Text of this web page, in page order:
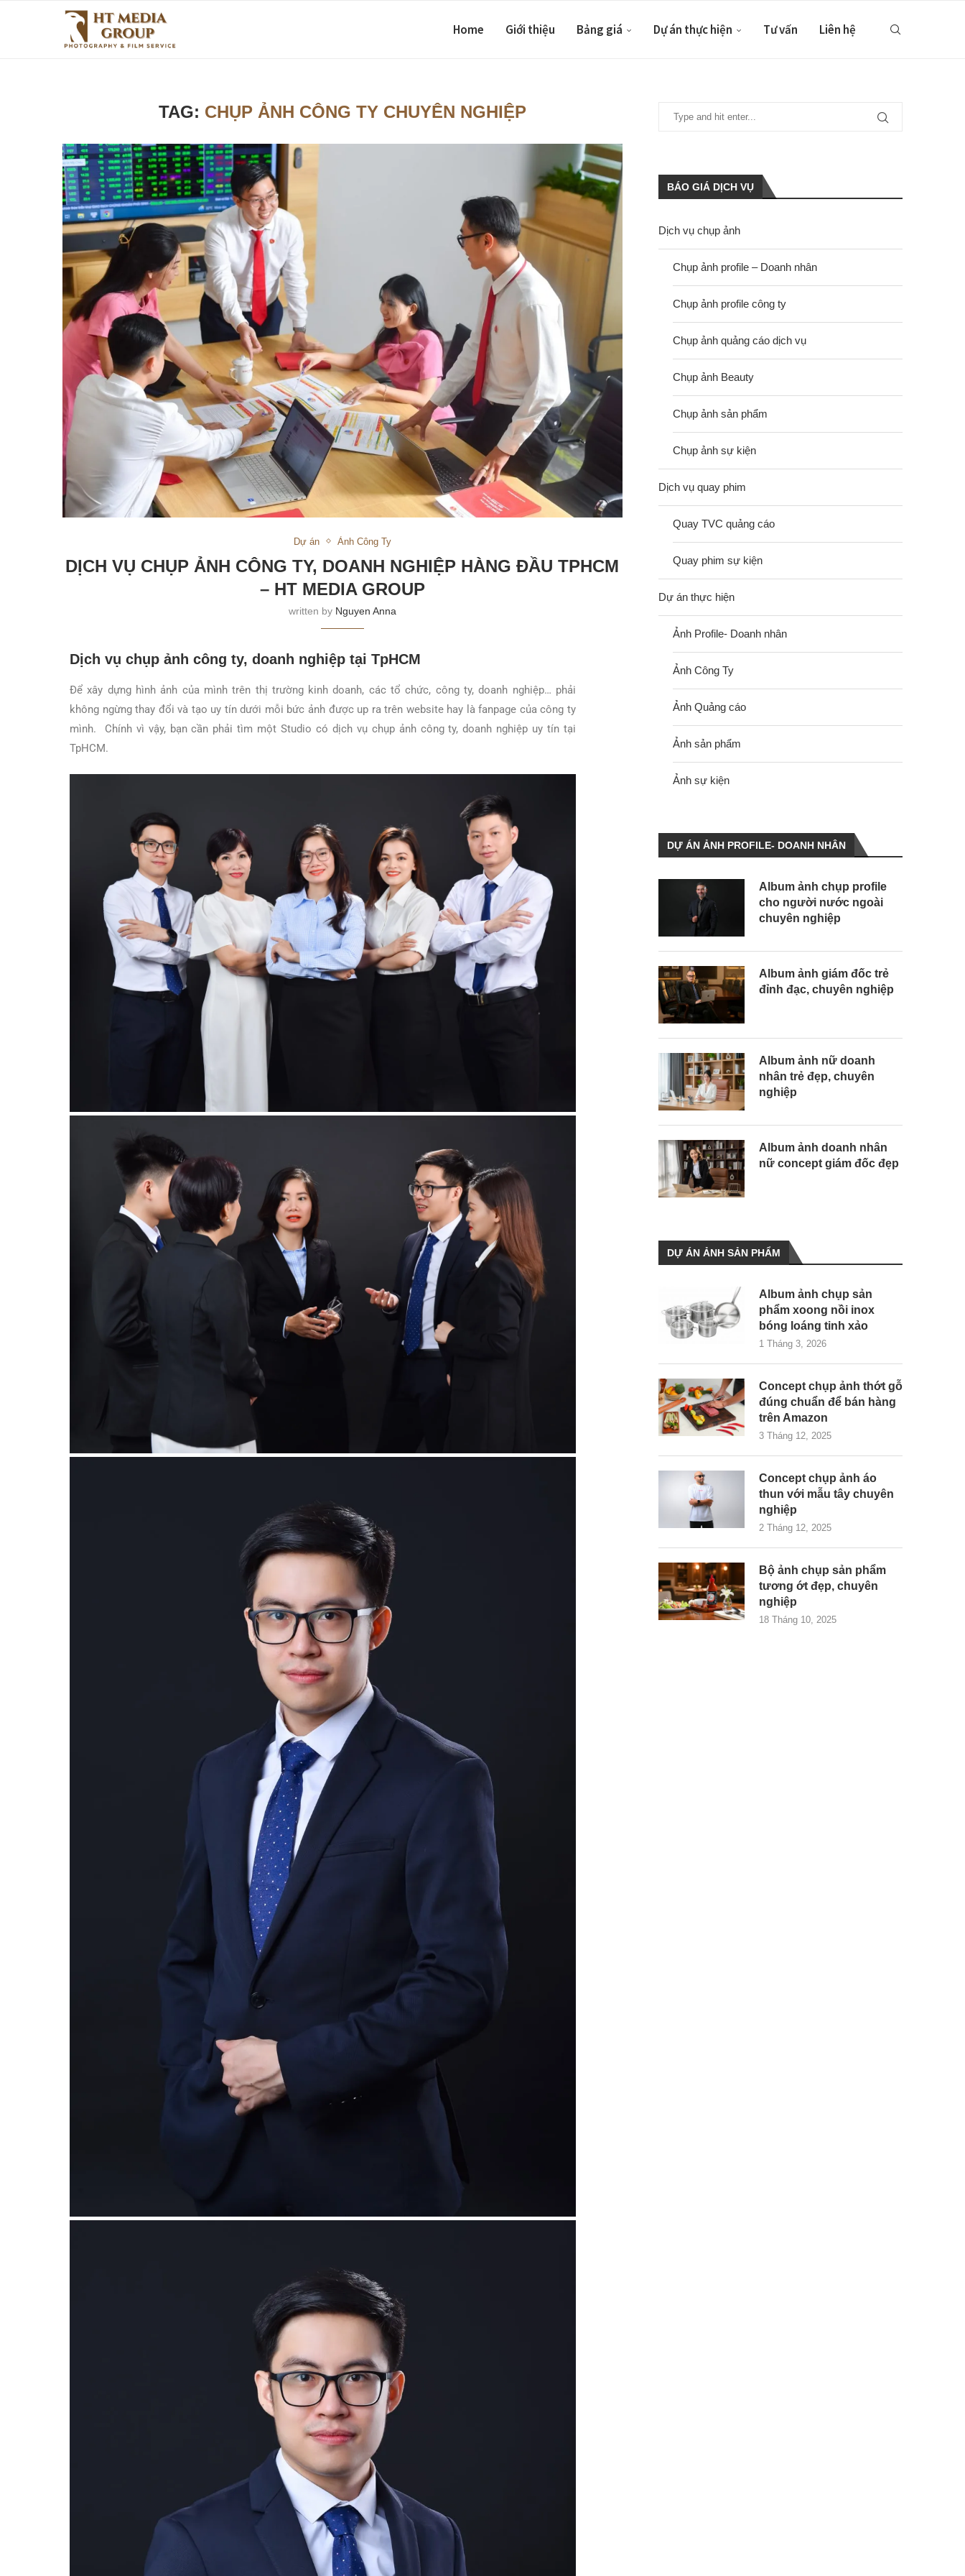
Home Giới thiệu Bảng giá Dự án thực hiện Tư vấn Liên hệ
TAG: CHỤP ẢNH CÔNG TY CHUYÊN NGHIỆP
Dự án Ảnh Công Ty
DỊCH VỤ CHỤP ẢNH CÔNG TY, DOANH NGHIỆP HÀNG ĐẦU TPHCM
– HT MEDIA GROUP
written by Nguyen Anna
Dịch vụ chụp ảnh công ty, doanh nghiệp tại TpHCM
Để xây dựng hình ảnh của mình trên thị trường kinh doanh, các tổ chức, công ty, doanh nghiệp… phải
không ngừng thay đổi và tạo uy tín dưới mỗi bức ảnh được up ra trên website hay là fanpage của công ty
mình. Chính vì vậy, bạn cần phải tìm một Studio có dịch vụ chụp ảnh công ty, doanh nghiệp uy tín tại
TpHCM.
BÁO GIÁ DỊCH VỤ
Dịch vụ chụp ảnh
Chụp ảnh profile – Doanh nhân
Chụp ảnh profile công ty
Chụp ảnh quảng cáo dịch vụ
Chụp ảnh Beauty
Chụp ảnh sản phẩm
Chụp ảnh sự kiện
Dịch vụ quay phim
Quay TVC quảng cáo
Quay phim sự kiện
Dự án thực hiện
Ảnh Profile- Doanh nhân
Ảnh Công Ty
Ảnh Quảng cáo
Ảnh sản phẩm
Ảnh sự kiện
DỰ ÁN ẢNH PROFILE- DOANH NHÂN
Album ảnh chụp profile
cho người nước ngoài
chuyên nghiệp
Album ảnh giám đốc trẻ
đỉnh đạc, chuyên nghiệp
Album ảnh nữ doanh
nhân trẻ đẹp, chuyên
nghiệp
Album ảnh doanh nhân
nữ concept giám đốc đẹp
DỰ ÁN ẢNH SẢN PHẨM
Album ảnh chụp sản
phẩm xoong nồi inox
bóng loáng tinh xảo
1 Tháng 3, 2026
Concept chụp ảnh thớt gỗ
đúng chuẩn để bán hàng
trên Amazon
3 Tháng 12, 2025
Concept chụp ảnh áo
thun với mẫu tây chuyên
nghiệp
2 Tháng 12, 2025
Bộ ảnh chụp sản phẩm
tương ớt đẹp, chuyên
nghiệp
18 Tháng 10, 2025